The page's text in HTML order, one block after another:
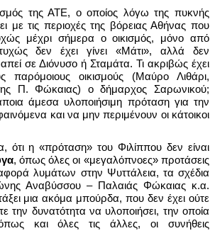
της ΑΤΕ, ο οποίος λόγω της πυκνής
με τις περιοχές της βόρειας Αθήνας που
μέχρι σήμερα ο οικισμός, μόνο από
δεν έχει γίνει «Μάτι», αλλά δεν
σε Διόνυσο ή Σταμάτα. Τι ακριβώς έχει
παρόμοιους οικισμούς (Μαύρο Λιθάρι,
Π. Φώκαιας) ο δήμαρχος Σαρωνικού;
άμεσα υλοποιήσιμη πρόταση για την
και να μην περιμένουν οι κάτοικοι
η «πρόταση» του Φιλίππου δεν είναι
, όπως όλες οι «μεγαλόπνοες» προτάσεις
λυμάτων στην Ψυττάλεια, τα σχέδια
Αναβύσσου – Παλαιάς Φώκαιας κ.α.
μια ακόμα μπούρδα, που δεν έχει ούτε
την δυνατότητα να υλοποιήσει, την οποία
και όλες τις άλλες, οι συνήθεις